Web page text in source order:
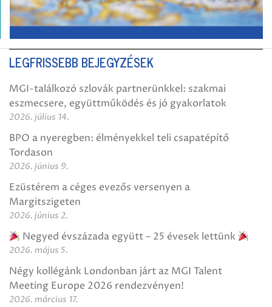
LEGFRISSEBB BEJEGYZÉSEK
MGI-találkozó szlovák partnerünkkel: szakmai
eszmecsere, együttműködés és jó gyakorlatok
2026. július 14.
BPO a nyeregben: élményekkel teli csapatépítő
Tordason
2026. június 9.
Ezüstérem a céges evezős versenyen a
Margitszigeten
2026. június 2.
Negyed évszázada együtt – 25 évesek lettünk
2026. május 5.
Négy kollégánk Londonban járt az MGI Talent
Meeting Europe 2026 rendezvényen!
2026. március 17.